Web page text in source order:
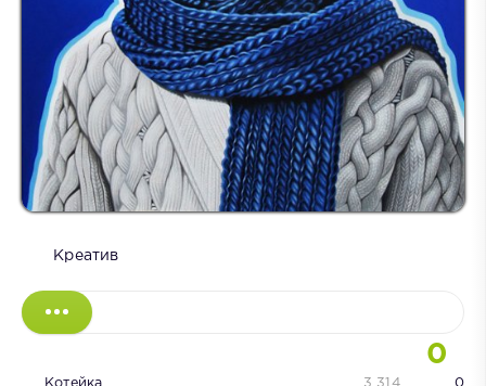
Креатив
0
Котейка 0
3 314